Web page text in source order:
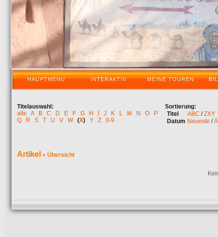
HAUPTMENU INTERAKTIV MEINE TOUREN
Titelauswahl:
alle
A B C D E F G H J K L M N O
P
Q
R S T U V W (X) Y Z 0-9
Sortierung:
Titel
ABC /ZXY
Datum Neueste /
Artikel » Übersicht